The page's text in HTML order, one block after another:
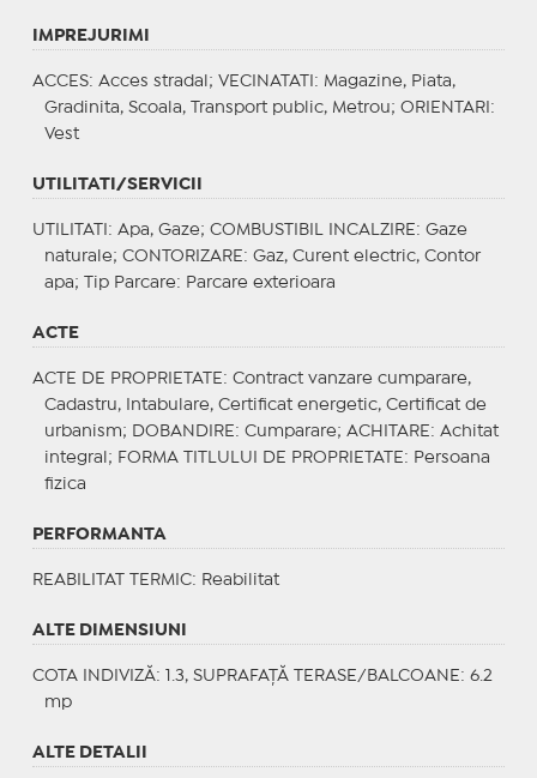
IMPREJURIMI
ACCES: Acces stradal; VECINATATI : Magazine, Piata,
Gradinita, Scoala, Transport public, Metrou; ORIENTARI :
Vest
UTILITATI/SERVICII
UTILITATI : Apa, Gaze; COMBUSTIBIL INCALZIRE : Gaze
naturale; CONTORIZARE : Gaz, Curent electric, Contor
apa;
Tip Parcare: Parcare exterioara
ACTE
ACTE DE PROPRIETATE : Contract vanzare cumparare,
Cadastru, Intabulare, Certificat energetic, Certificat de
urbanism;
DOBANDIRE : Cumparare; ACHITARE : Achitat
integral; FORMA TITLULUI DE PROPRIETATE : Persoana
fizica
PERFORMANTA
REABILITAT TERMIC: Reabilitat
ALTE DIMENSIUNI
COTA INDIVIZĂ: 1.3, SUPRAFAȚĂ TERASE/BALCOANE: 6.2
mp
ALTE DETALII